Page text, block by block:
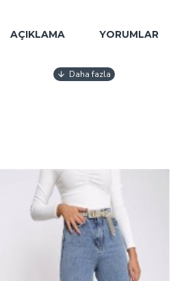
AÇIKLAMA YORUMLAR